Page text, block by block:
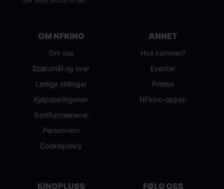
OM NFKINO
Om oss
Spørsmål og svar
Ledige stillinger
Kjøpsbetingelser
Samfunnsansvar
Personvern
Cookiepolicy
ANNET
Hva kommer?
Eventer
Presse
NFkino-appen
KINOPLUSS FØLG OSS